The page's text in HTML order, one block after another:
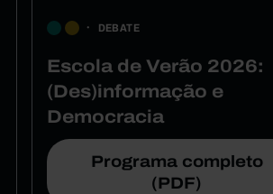
DEBATE
Escola de Verão 2026:
(Des)informação e
Democracia
Programa completo
(PDF)